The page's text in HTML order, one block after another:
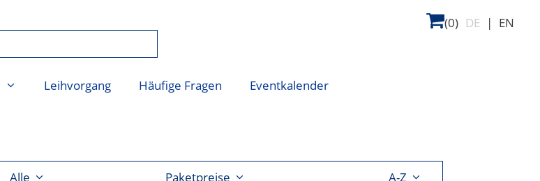
(0) DE | EN
Leihvorgang Häufige Fragen Eventkalender
Alle Paketpreise A-Z